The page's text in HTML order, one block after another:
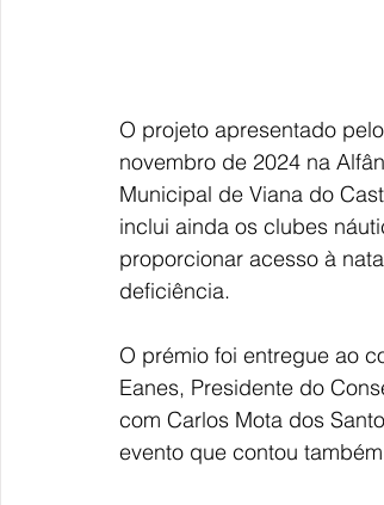
O projeto apresentado
novembro de 2024 na
Municipal de Viana do
inclui ainda os clubes
proporcionar acesso à
deficiência.
O prémio foi entregue ao
Eanes, Presidente do
com Carlos Mota dos
evento que contou